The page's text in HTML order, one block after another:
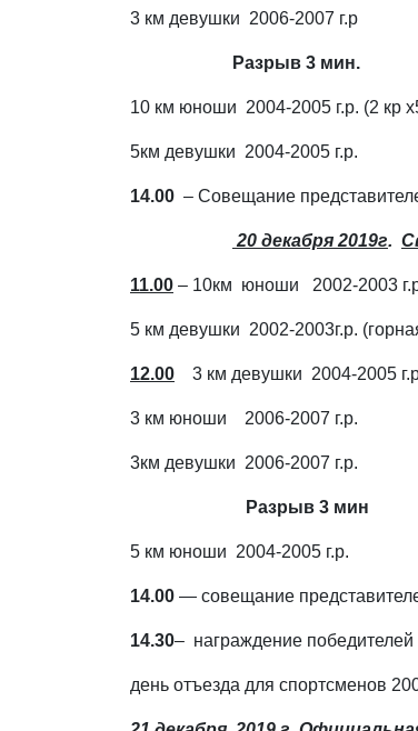
3 км девушки 2006-2007 г.р
Разрыв 3 мин.
10 км юноши 2004-2005 г.р. (2 кр
5км девушки 2004-2005 г.р.
14.00 – Совещание
20 декабря 2019г.
11.00 – 10км юноши 2002-2003
5 км девушки 2002-2003г.р.
12.00 3 км девушки 2004-2005
3 км юноши 2006-2007 г.р.
3км девушки 2006-2007 г.р.
Разрыв 3 мин
5 км юноши 2004-2005 г.р.
14.00 — совещание
14.30– награждение победителей
день отъезда для спортсменов